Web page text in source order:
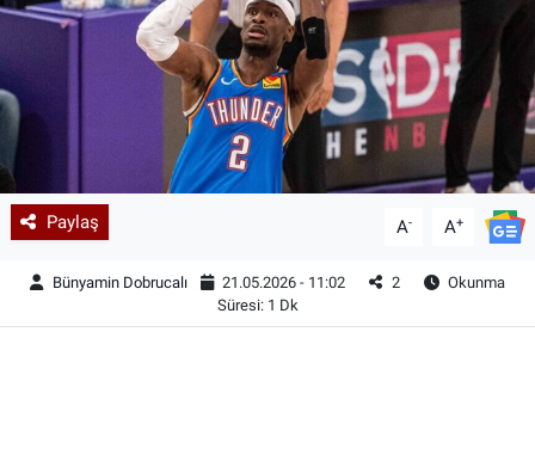
Paylaş A- A+
Bünyamin Dobrucalı 21.05.2026 - 11:02 2
Okunma
Süresi: 1 Dk